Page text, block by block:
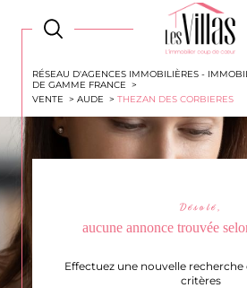
RÉSEAU D'AGENCES IMMOBILIÈRES -
DE GAMME FRANCE
VENTE
AUDE THEZAN DES CORBIERES
Désolé,
aucune annonce trouvée
Effectuez une nouvelle
critères